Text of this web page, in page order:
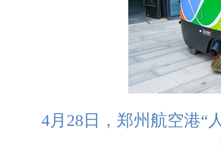
4月28日，郑州航空港“